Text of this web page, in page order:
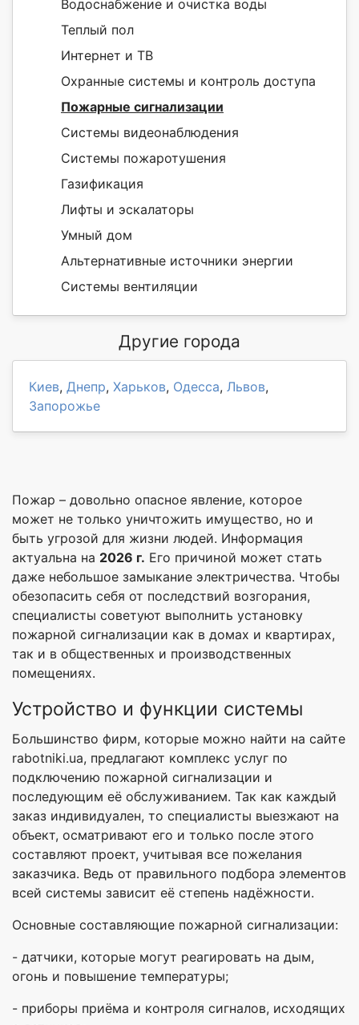
Водоснабжение и очистка воды
Теплый пол
Интернет и ТВ
Охранные системы и контроль доступа
Пожарные сигнализации
Системы видеонаблюдения
Системы пожаротушения
Газификация
Лифты и эскалаторы
Умный дом
Альтернативные источники энергии
Системы вентиляции
Другие города
Киев, Днепр, Харьков, Одесса, Львов,
Запорожье
Пожар – довольно опасное явление, которое
может не только уничтожить имущество, но и
быть угрозой для жизни людей. Информация
актуальна на 2026 г. Его причиной может стать
даже небольшое замыкание электричества. Чтобы
обезопасить себя от последствий возгорания,
специалисты советуют выполнить установку
пожарной сигнализации как в домах и квартирах,
так и в общественных и производственных
помещениях.
Устройство и функции системы
Большинство фирм, которые можно найти на сайте
rabotniki.ua, предлагают комплекс услуг по
подключению пожарной сигнализации и
последующим её обслуживанием. Так как каждый
заказ индивидуален, то специалисты выезжают на
объект, осматривают его и только после этого
составляют проект, учитывая все пожелания
заказчика. Ведь от правильного подбора элементов
всей системы зависит её степень надёжности.
Основные составляющие пожарной сигнализации:
- датчики, которые могут реагировать на дым,
огонь и повышение температуры;
- приборы приёма и контроля сигналов, исходящих